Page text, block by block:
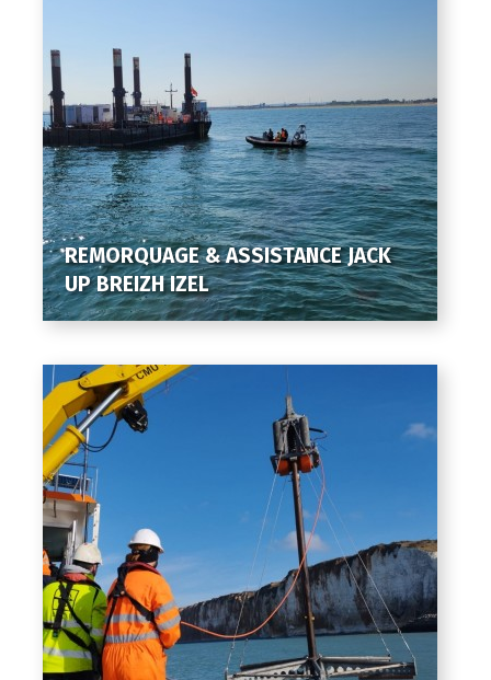
REMORQUAGE & ASSISTANCE JACK
UP BREIZH IZEL